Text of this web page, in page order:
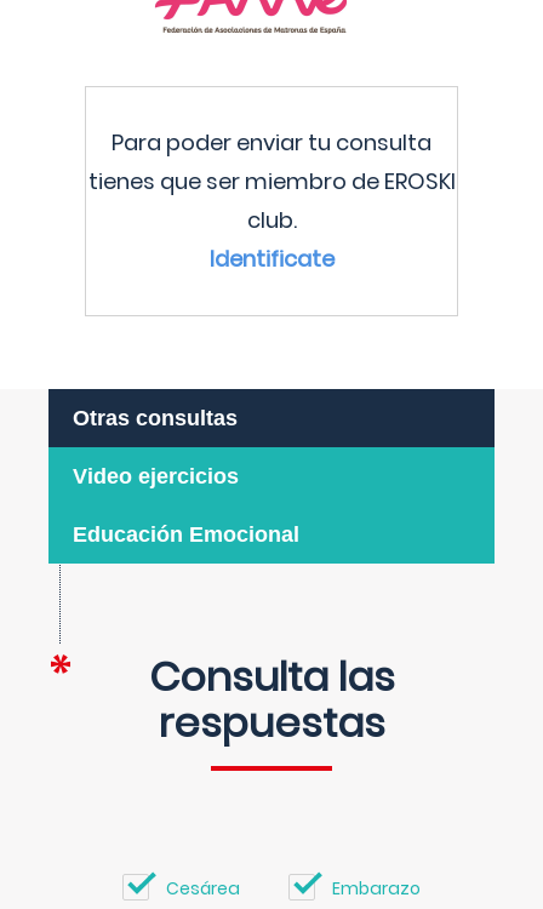
Para poder enviar tu consulta
tienes que ser miembro de EROSKI
club.
Identificate
Otras consultas
Video ejercicios
Educación Emocional
Consulta las
respuestas
Cesárea Embarazo